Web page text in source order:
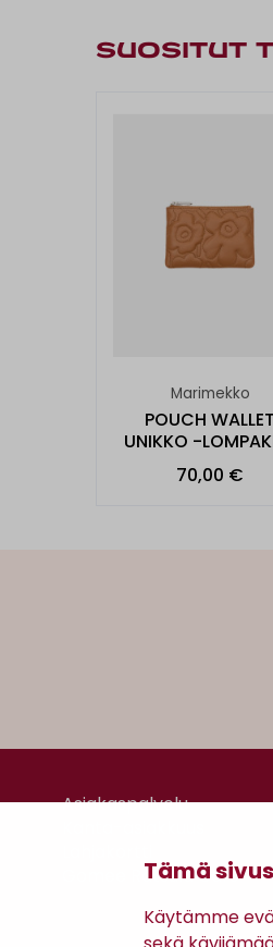
Tämä
Käytämme
SUOSITUT
Marimekko
POUCH WALLET
UNIKKO -
70,00 €
Asiakaspalvelu
Gomee Ratsula Café